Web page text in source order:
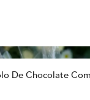
De Chocolate